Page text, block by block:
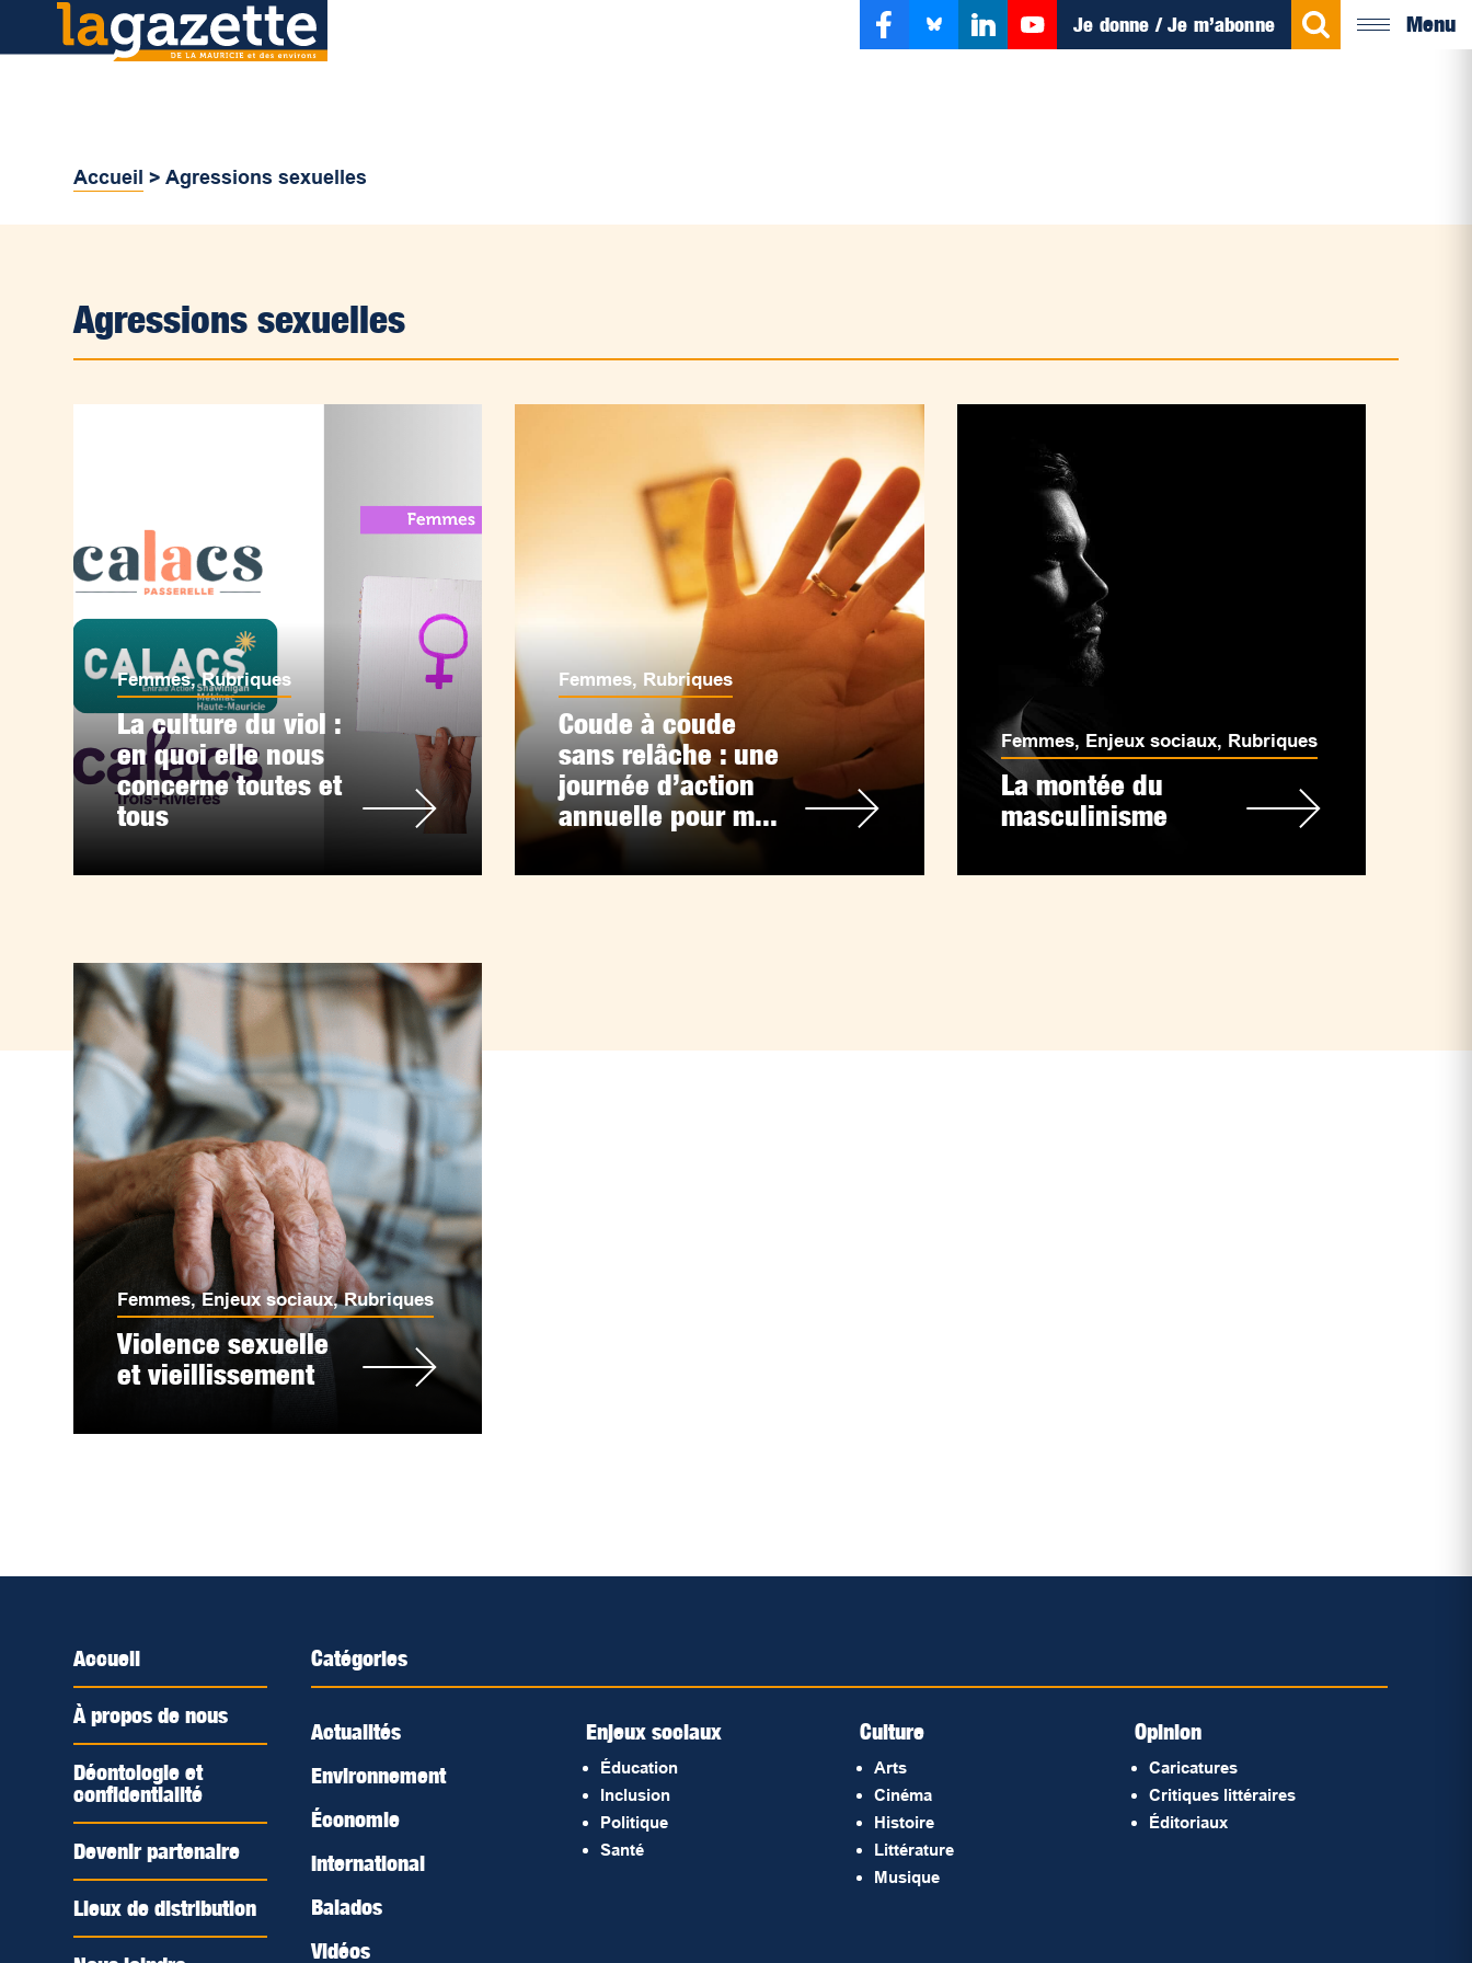
Je donne / Je m’abonne Menu
Accueil >Agressions sexuelles
Agressions sexuelles
Femmes,Rubriques
La culture du viol :
en quoi elle nous
concerne toutes et
tous
Femmes, Rubriques
Coude à coude
sans relâche : une
journée d’action
annuelle pour m...
Femmes, Enjeux sociaux, Rubriques
La montée du
masculinisme
Femmes,Enjeux sociaux,Rubriques
Violence sexuelle
et vieillissement
Accueil
À propos de nous
Déontologie et
confidentialité
Devenir partenaire
Lieux de distribution
Catégories
Actualités
Environnement
Économie
International
Balados
Vidéos
Enjeux sociaux
Éducation
Inclusion
Politique
Santé
Culture
Arts
Cinéma
Histoire
Littérature
Musique
Opinion
Caricatures
Critiques littéraires
Éditoriaux